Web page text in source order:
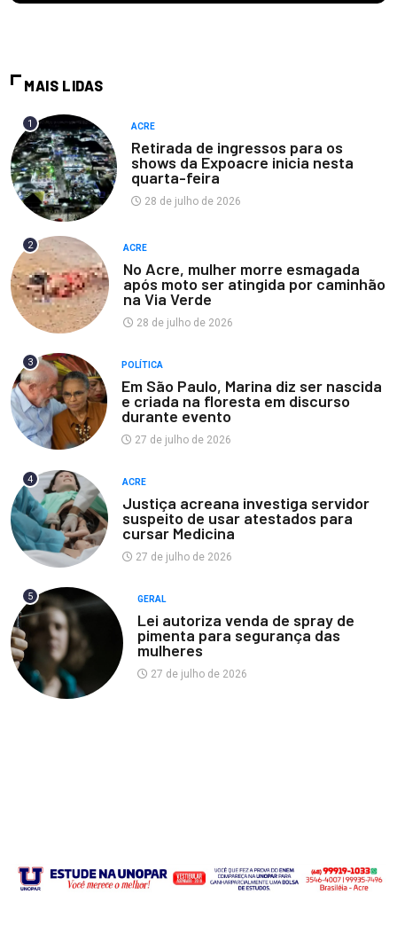
MAIS LIDAS
1 ACRE
Retirada de ingressos para os
shows da Expoacre inicia nesta
quarta-feira
28 de julho de 2026
2 ACRE
No Acre, mulher morre esmagada
após moto ser atingida por caminhão
na Via Verde
28 de julho de 2026
3 POLÍTICA
Em São Paulo, Marina diz ser nascida
e criada na floresta em discurso
durante evento
27 de julho de 2026
4 ACRE
Justiça acreana investiga servidor
suspeito de usar atestados para
cursar Medicina
27 de julho de 2026
5 GERAL
Lei autoriza venda de spray de
pimenta para segurança das
mulheres
27 de julho de 2026